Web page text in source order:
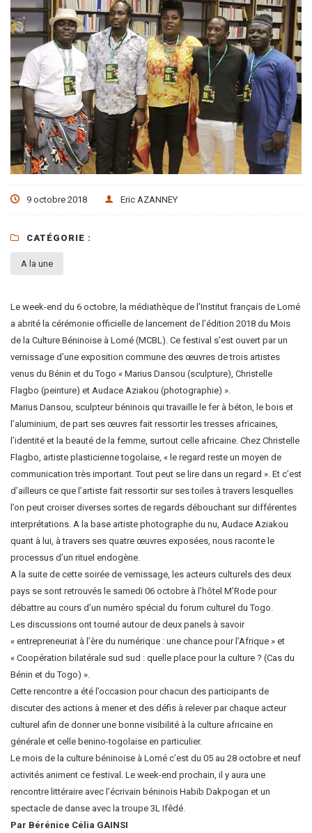
9 octobre 2018 Eric AZANNEY
CATÉGORIE :
A la une
Le week-end du 6 octobre, la médiathèque de l’Institut français de Lomé
a abrité la cérémonie officielle de lancement de l’édition 2018 du Mois
de la Culture Béninoise à Lomé (MCBL). Ce festival s’est ouvert par un
vernissage d’une exposition commune des œuvres de trois artistes
venus du Bénin et du Togo « Marius Dansou (sculpture), Christelle
Flagbo (peinture) et Audace Aziakou (photographie) ».
Marius Dansou, sculpteur béninois qui travaille le fer à béton, le bois et
l’aluminium, de part ses œuvres fait ressortir les tresses africaines,
l’identité et la beauté de la femme, surtout celle africaine. Chez Christelle
Flagbo, artiste plasticienne togolaise, « le regard reste un moyen de
communication très important. Tout peut se lire dans un regard ». Et c’est
d’ailleurs ce que l’artiste fait ressortir sur ses toiles à travers lesquelles
l’on peut croiser diverses sortes de regards débouchant sur différentes
interprétations. A la base artiste photographe du nu, Audace Aziakou
quant à lui, à travers ses quatre œuvres exposées, nous raconte le
processus d’un rituel endogène.
A la suite de cette soirée de vernissage, les acteurs culturels des deux
pays se sont retrouvés le samedi 06 octobre à l’hôtel M’Rode pour
débattre au cours d’un numéro spécial du forum culturel du Togo.
Les discussions ont tourné autour de deux panels à savoir
« entrepreneuriat à l’ère du numérique : une chance pour l’Afrique » et
« Coopération bilatérale sud sud : quelle place pour la culture ? (Cas du
Bénin et du Togo) ».
Cette rencontre a été l’occasion pour chacun des participants de
discuter des actions à mener et des défis à relever par chaque acteur
culturel afin de donner une bonne visibilité à la culture africaine en
générale et celle benino-togolaise en particulier.
Le mois de la culture béninoise à Lomé c’est du 05 au 28 octobre et neuf
activités animent ce festival. Le week-end prochain, il y aura une
rencontre littéraire avec l’écrivain béninois Habib Dakpogan et un
spectacle de danse avec la troupe 3L Ifêdé.
Par Bérénice Célia GAINSI